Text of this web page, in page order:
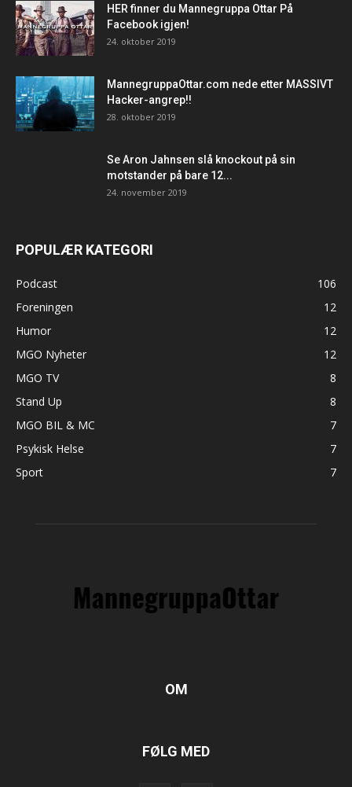
HER finner du Mannegruppa Ottar På
Facebook igjen!
24. oktober 2019
MannegruppaOttar.com nede etter MASSIVT
Hacker-angrep!!
28. oktober 2019
Se Aron Jahnsen slå knockout på sin
motstander på bare 12...
24. november 2019
POPULÆR KATEGORI
Podcast
106
Foreningen
12
Humor
12
MGO Nyheter
12
MGO TV
8
Stand Up
8
MGO BIL & MC
7
Psykisk Helse
7
Sport
7
OM
FØLG MED